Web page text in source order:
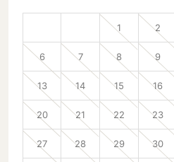
1 2
6 7 8 9
13 14 15 16
20 21 22 23
27 28 29 30